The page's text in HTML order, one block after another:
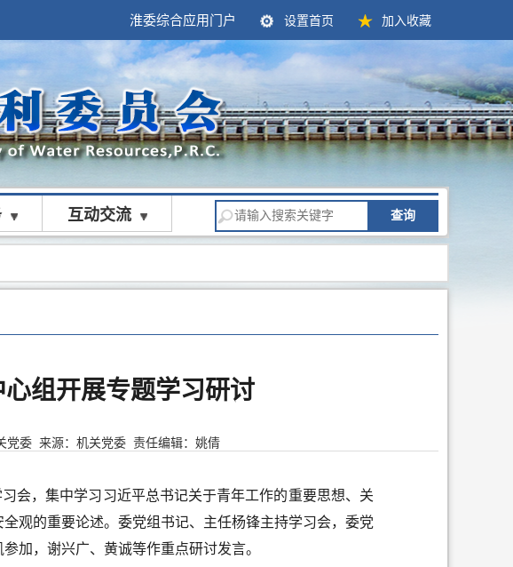
淮委综合应用门户 设置首页 加入收藏
互动交流 查询
组开展专题学习研讨
党委 来源： 机关党委 责任编辑：姚倩
会，集中学习习近平总书记关于青年工作的重要思想、关
观的重要论述。委党组书记、主任杨锋主持学习会，委党
加，谢兴广、黄诚等作重点研讨发言。